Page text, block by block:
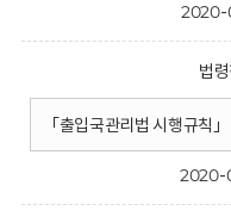
법
「출입국관리법 시행규칙
2020-